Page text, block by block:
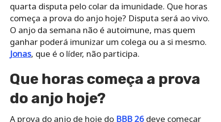
quarta disputa pelo colar da imunidade. Que horas
começa a prova do anjo hoje? Disputa será ao vivo.
O anjo da semana não é autoimune, mas quem
ganhar poderá imunizar um colega ou a si mesmo.
Jonas, que é o líder, não participa.
Que horas começa a prova
do anjo hoje?
A prova do anjo de hoje do BBB 26 deve começar